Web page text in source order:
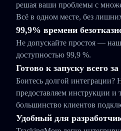
решая ваши проблемы с
Всё в одном месте, без
99,9% времени
Не допускайте простоя —
доступностью 99,9 %.
Готово к запуску всего
Боитесь долгой интеграции?
предоставляем инструкции
большинство клиентов
Удобный для